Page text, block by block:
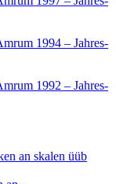
1994 – Jahres-
1992 – Jahres-